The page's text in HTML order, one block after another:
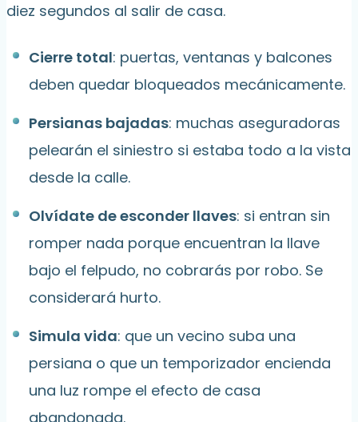
diez segundos al salir de casa.
Cierre total: puertas, ventanas y balcones
deben quedar bloqueados mecánicamente.
Persianas bajadas: muchas aseguradoras
pelearán el siniestro si estaba todo a la vista
desde la calle.
Olvídate de esconder llaves: si entran sin
romper nada porque encuentran la llave
bajo el felpudo, no cobrarás por robo. Se
considerará hurto.
Simula vida: que un vecino suba una
persiana o que un temporizador encienda
una luz rompe el efecto de casa
abandonada.